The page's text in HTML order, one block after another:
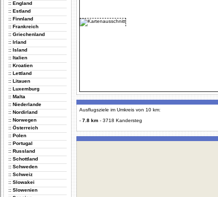
:: England
:: Estland
:: Finnland
:: Frankreich
:: Griechenland
:: Irland
:: Island
:: Italien
:: Kroatien
:: Lettland
:: Litauen
:: Luxemburg
:: Malta
:: Niederlande
:: Nordirland
:: Norwegen
:: Österreich
:: Polen
:: Portugal
:: Russland
:: Schottland
:: Schweden
:: Schweiz
:: Slowakei
:: Slowenien
Ausflugsziele im Umkreis von 10 km:
- 7.8 km - 3718 Kandersteg